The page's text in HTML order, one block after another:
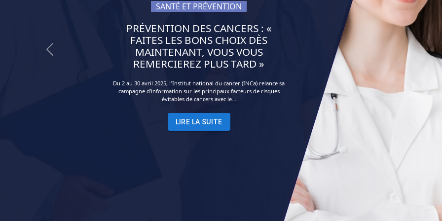
SANTÉ ET PRÉVENTION
PRÉVENTION DES CANCERS : «
FAITES LES BONS CHOIX DÈS
MAINTENANT, VOUS VOUS
REMERCIEREZ PLUS TARD »
Du 2 au 30 avril 2025, l'Institut national du cancer (INCa) relance sa
campagne d’information sur les principaux facteurs de risques
évitables de cancers avec le...
LIRE LA SUITE
Previous